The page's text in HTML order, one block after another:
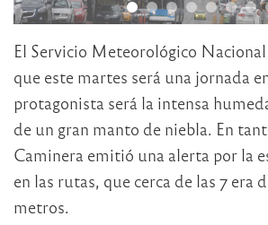
El Servicio Meteorológico
que este martes será una jornada
protagonista será la intensa
de un gran manto de niebla. En
Caminera emitió una alerta por la
en las rutas, que cerca de las 7 era
metros.